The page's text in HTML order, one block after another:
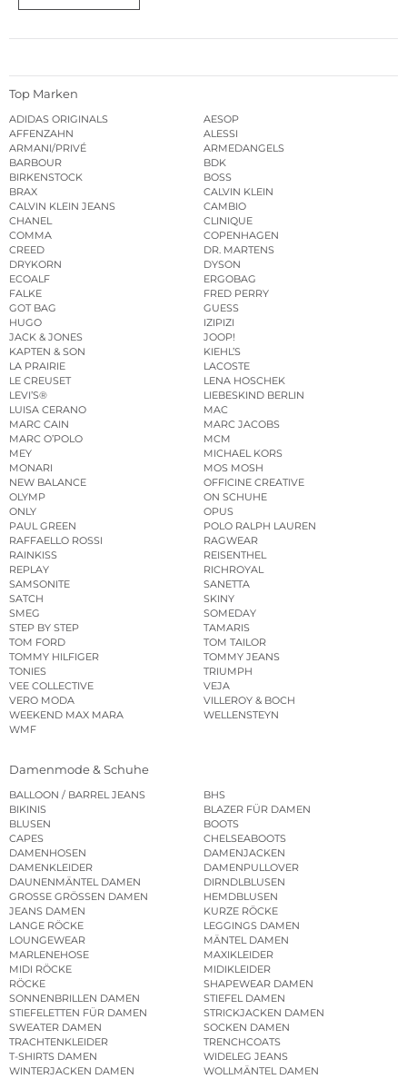
Top Marken
ADIDAS ORIGINALS
AESOP
AFFENZAHN
ALESSI
ARMANI/PRIVÉ
ARMEDANGELS
BARBOUR
BDK
BIRKENSTOCK
BOSS
BRAX
CALVIN KLEIN
CALVIN KLEIN JEANS
CAMBIO
CHANEL
CLINIQUE
COMMA
COPENHAGEN
CREED
DR. MARTENS
DRYKORN
DYSON
ECOALF
ERGOBAG
FALKE
FRED PERRY
GOT BAG
GUESS
HUGO
IZIPIZI
JACK & JONES
JOOP!
KAPTEN & SON
KIEHL’S
LA PRAIRIE
LACOSTE
LE CREUSET
LENA HOSCHEK
LEVI’S®
LIEBESKIND BERLIN
LUISA CERANO
MAC
MARC CAIN
MARC JACOBS
MARC O’POLO
MCM
MEY
MICHAEL KORS
MONARI
MOS MOSH
NEW BALANCE
OFFICINE CREATIVE
OLYMP
ON SCHUHE
ONLY
OPUS
PAUL GREEN
POLO RALPH LAUREN
RAFFAELLO ROSSI
RAGWEAR
RAINKISS
REISENTHEL
REPLAY
RICHROYAL
SAMSONITE
SANETTA
SATCH
SKINY
SMEG
SOMEDAY
STEP BY STEP
TAMARIS
TOM FORD
TOM TAILOR
TOMMY HILFIGER
TOMMY JEANS
TONIES
TRIUMPH
VEE COLLECTIVE
VEJA
VERO MODA
VILLEROY & BOCH
WEEKEND MAX MARA
WELLENSTEYN
WMF
Damenmode & Schuhe
BALLOON / BARREL JEANS
BHS
BIKINIS
BLAZER FÜR DAMEN
BLUSEN
BOOTS
CAPES
CHELSEABOOTS
DAMENHOSEN
DAMENJACKEN
DAMENKLEIDER
DAMENPULLOVER
DAUNENMÄNTEL DAMEN
DIRNDLBLUSEN
GROSSE GRÖSSEN DAMEN
HEMDBLUSEN
JEANS DAMEN
KURZE RÖCKE
LANGE RÖCKE
LEGGINGS DAMEN
LOUNGEWEAR
MÄNTEL DAMEN
MARLENEHOSE
MAXIKLEIDER
MIDI RÖCKE
MIDIKLEIDER
RÖCKE
SHAPEWEAR DAMEN
SONNENBRILLEN DAMEN
STIEFEL DAMEN
STIEFELETTEN FÜR DAMEN
STRICKJACKEN DAMEN
SWEATER DAMEN
SOCKEN DAMEN
TRACHTENKLEIDER
TRENCHCOATS
T-SHIRTS DAMEN
WIDELEG JEANS
WINTERJACKEN DAMEN
WOLLMÄNTEL DAMEN